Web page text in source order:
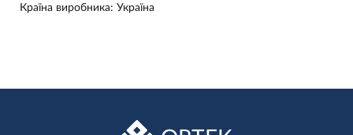
Країна виробника: Україна